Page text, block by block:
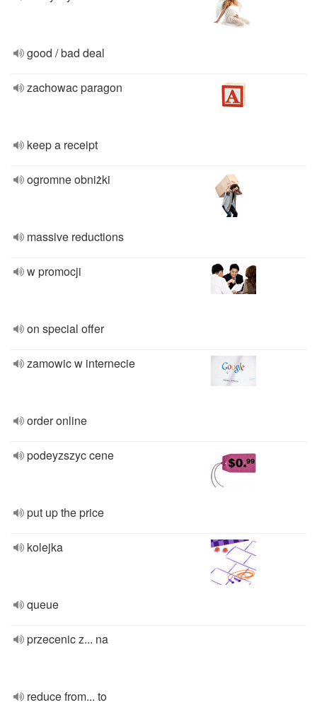
good / bad deal
zachowac paragon
keep a receipt
ogromne obniżki
massive reductions
w promocji
on special offer
zamowic w internecie
order online
podeyzszyc cene
put up the price
kolejka
queue
przecenic z... na
reduce from... to